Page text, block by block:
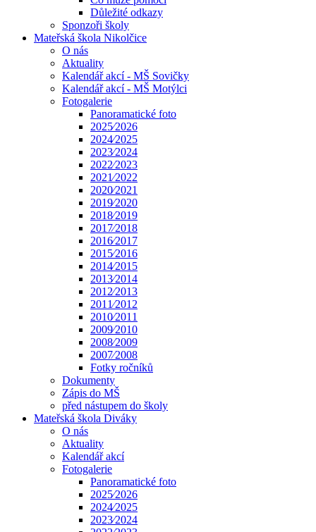
Důležité odkazy
Sponzoři školy
Mateřská škola Nikolčice
O nás
Aktuality
Kalendář akcí - MŠ Sovičky
Kalendář akcí - MŠ Motýlci
Fotogalerie
Panoramatické foto
2025⁄2026
2024⁄2025
2023⁄2024
2022⁄2023
2021⁄2022
2020⁄2021
2019⁄2020
2018⁄2019
2017⁄2018
2016⁄2017
2015⁄2016
2014⁄2015
2013⁄2014
2012⁄2013
2011⁄2012
2010⁄2011
2009⁄2010
2008⁄2009
2007⁄2008
Fotky ročníků
Dokumenty
Zápis do MŠ
před nástupem do školy
Mateřská škola Diváky
O nás
Aktuality
Kalendář akcí
Fotogalerie
Panoramatické foto
2025⁄2026
2024⁄2025
2023⁄2024